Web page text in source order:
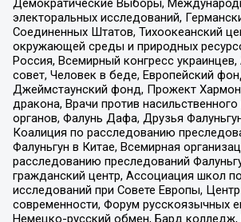
Демократические Выборы,
электоральных исследований,
Соединенных Штатов, Тихоокеанский
окружающей среды и природных
Россия, Всемирный конгресс украинцев,
совет, Человек в беде, Европейский
Джеймстаунский фонд, Прожект
дракона, Врачи против насильственного
органов, Фалунь Дафа, Друзья
Коалиция по расследованию
Фалуньгун в Китае, Всемирная
расследованию преследований
гражданский центр, Ассоциация школ
исследований при Совете Европы,
современности, Форум русскоязычных
Немецко-русский обмен, Бард колледж,